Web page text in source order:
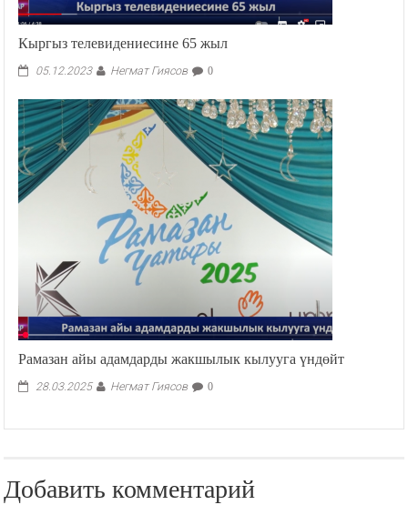
Кыргыз телевидениесине 65 жыл
05.12.2023 Негмат Гиясов 0
Рамазан айы адамдарды жакшылык кылууга үндөйт
28.03.2025 Негмат Гиясов 0
Добавить комментарий